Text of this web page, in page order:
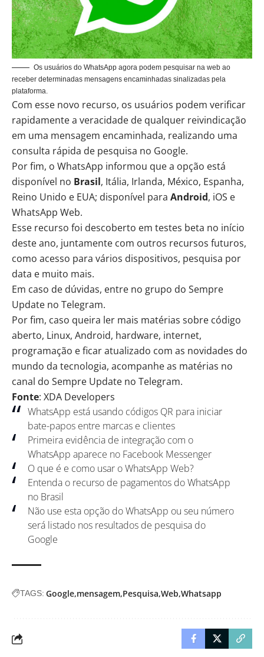
Os usuários do WhatsApp agora podem pesquisar na web ao
receber determinadas mensagens encaminhadas sinalizadas pela
plataforma.
Com esse novo recurso, os usuários podem verificar
rapidamente a veracidade de qualquer reivindicação
em uma mensagem encaminhada, realizando uma
consulta rápida de pesquisa no Google.
Por fim, o WhatsApp informou que a opção está
disponível no Brasil, Itália, Irlanda, México, Espanha,
Reino Unido e EUA; disponível para Android, iOS e
WhatsApp Web.
Esse recurso foi descoberto em testes beta no início
deste ano, juntamente com outros recursos futuros,
como acesso para vários dispositivos, pesquisa por
data e muito mais.
Em caso de dúvidas, entre no grupo do Sempre
Update no Telegram.
Por fim, caso queira ler mais matérias sobre código
aberto, Linux, Android, hardware, internet,
programação e ficar atualizado com as novidades do
mundo da tecnologia, acompanhe as matérias no
canal do Sempre Update no Telegram.
Fonte: XDA Developers
WhatsApp está usando códigos QR para iniciar
bate-papos entre marcas e clientes
Primeira evidência de integração com o
WhatsApp aparece no Facebook Messenger
O que é e como usar o WhatsApp Web?
Entenda o recurso de pagamentos do WhatsApp
no Brasil
Não use esta opção do WhatsApp ou seu número
será listado nos resultados de pesquisa do
Google
TAGS: Google mensagem Pesquisa Web Whatsapp